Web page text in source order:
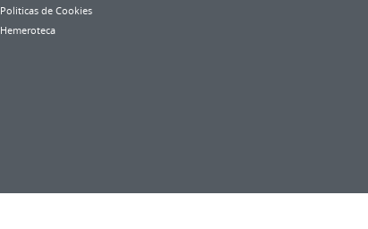
Politicas de Cookies
Hemeroteca